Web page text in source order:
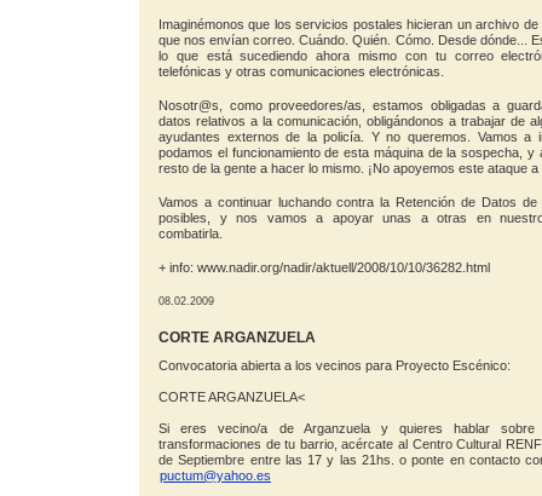
Imaginémonos que los servicios postales hicieran un archivo
que nos envían correo. Cuándo. Quién. Cómo. Desde dónde...
lo que está sucediendo ahora mismo con tu correo
telefónicas y otras comunicaciones electrónicas.
Nosotr@s, como proveedores/as, estamos obligadas a
datos relativos a la comunicación, obligándonos a trabajar de
ayudantes externos de la policía. Y no queremos. Vamos a
podamos el funcionamiento de esta máquina de la sospecha, y
resto de la gente a hacer lo mismo. ¡No apoyemos este ataque
Vamos a continuar luchando contra la Retención de Datos
posibles, y nos vamos a apoyar unas a otras en
combatirla.
+ info: www.nadir.org/nadir/aktuell/2008/10/10/36282.html
08.02.2009
CORTE ARGANZUELA
Convocatoria abierta a los vecinos para Proyecto Escénico:
CORTE ARGANZUELA<
Si eres vecino/a de Arganzuela y quieres hablar
transformaciones de tu barrio, acércate al Centro Cultural
de Septiembre entre las 17 y las 21hs. o ponte en contacto
puctum@yahoo.es